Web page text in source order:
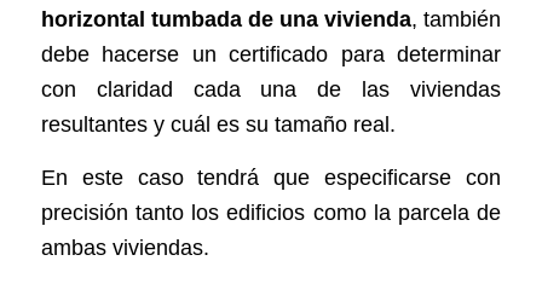
horizontal tumbada de una vivienda, también
debe hacerse un certificado para determinar
con claridad cada una de las viviendas
resultantes y cuál es su tamaño real.
En este caso tendrá que especificarse con
precisión tanto los edificios como la parcela de
ambas viviendas.